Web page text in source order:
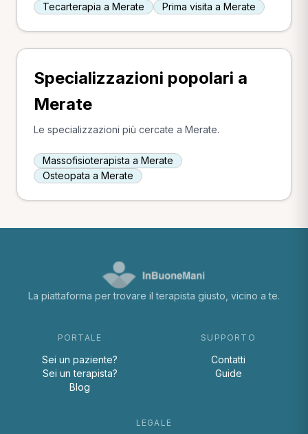
Tecarterapia a Merate
Prima visita a Merate
Specializzazioni popolari a
Merate
Le specializzazioni più cercate a Merate.
Massofisioterapista a Merate
Osteopata a Merate
La piattaforma per trovare il terapista giusto, vicino a te.
PORTALE
Sei un paziente?
Sei un terapista?
Blog
SUPPORTO
Contatti
Guide
LEGALE